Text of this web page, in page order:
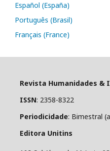
Español (España)
Português (Brasil)
Français (France)
Revista Humanidades &
ISSN: 2358-8322
Periodicidade: Bimestral
Editora Unitins